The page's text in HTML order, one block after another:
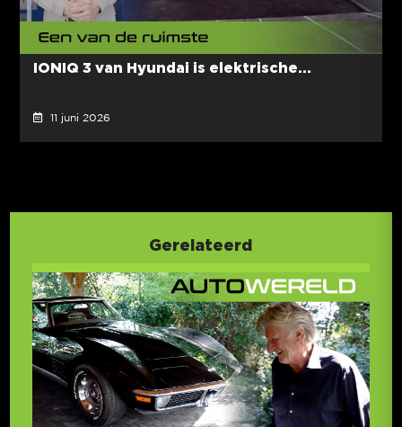
IONIQ 3 van Hyundai is elektrische...
11 juni 2026
Gerelateerd